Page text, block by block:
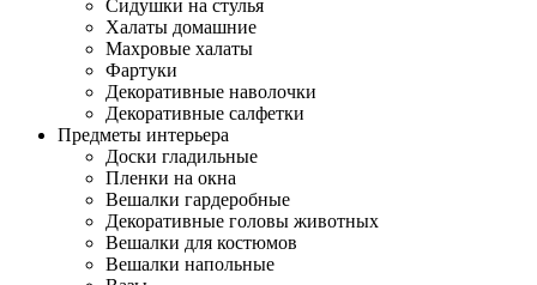
Сидушки на стулья
Халаты домашние
Махровые халаты
Фартуки
Декоративные наволочки
Декоративные салфетки
Предметы интерьера
Доски гладильные
Пленки на окна
Вешалки гардеробные
Декоративные головы животных
Вешалки для костюмов
Вешалки напольные